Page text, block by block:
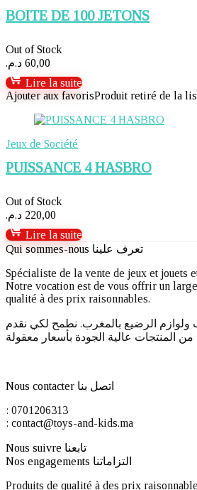
BOITE DE 100 JETONS
Out of Stock
60,00 د.م.
Lire la suite
Ajouter aux favorisProduit retiré de la
Jeux de Société
PUISSANCE 4 HASBRO
Out of Stock
220,00 د.م.
Lire la suite
Qui sommes-nous تعرف علينا
Spécialiste de la vente de jeux et jouets
Notre vocation est de vous offrir un
qualité à des prix raisonnables.
الرضيع بالمغرب. نطمح لكي نقدم
Nous contacter اتصل بنا
: 0701206313
: contact@toys-and-kids.ma
Nous suivre تابعنا
Nos engagements التزاماتنا
Produits de qualité à des prix